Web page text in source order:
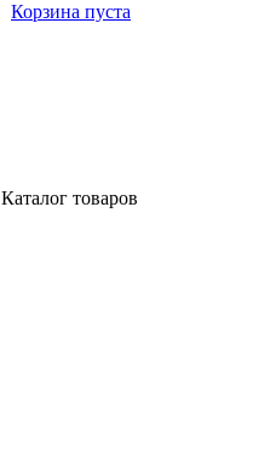
Корзина пуста
Каталог товаров